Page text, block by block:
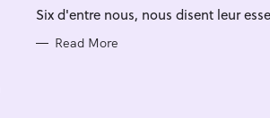
I
S
Six d'entre nous, nous disent leur
Read More